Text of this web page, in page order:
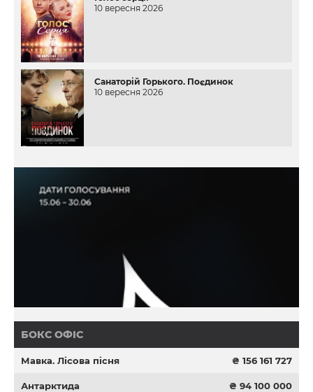
10 вересня 2026
Санаторій Горького. Поєдинок
10 вересня 2026
БОКС ОФІС
Мавка. Лісова пісня ₴ 156 161 727
Антарктида ₴ 94 100 000